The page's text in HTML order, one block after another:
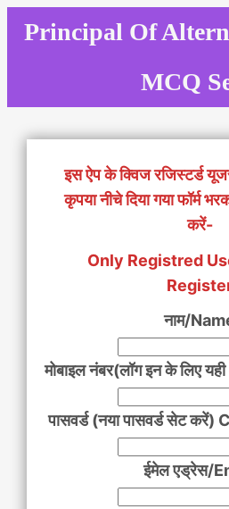
Principal Of
MCQ
इस ऐप के क्विज रजिस्टर्ड
कृपया नीचे दिया गया फॉर्म
करें-
Only Registred
नाम/
मोबाइल नंबर(लॉग इन के लिए
पासवर्ड (नया पासवर्ड सेट
ईमेल एड्रेस/